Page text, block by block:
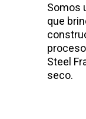
Somos
que
Steel
seco.